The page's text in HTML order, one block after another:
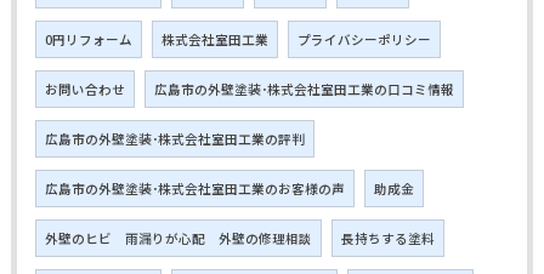
0円リフォーム 株式会社室田工業 プライバシーポリシー
お問い合わせ 広島市の外壁塗装･株式会社室田工業の口コミ情報
広島市の外壁塗装･株式会社室田工業の評判
広島市の外壁塗装･株式会社室田工業のお客様の声 助成金
外壁のヒビ 雨漏りが心配 外壁の修理相談 長持ちする塗料